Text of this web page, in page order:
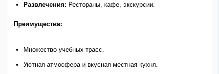
Развлечения: Рестораны, кафе, экскурсии.
Преимущества:
Множество учебных трасс.
Уютная атмосфера и вкусная местная кухня.